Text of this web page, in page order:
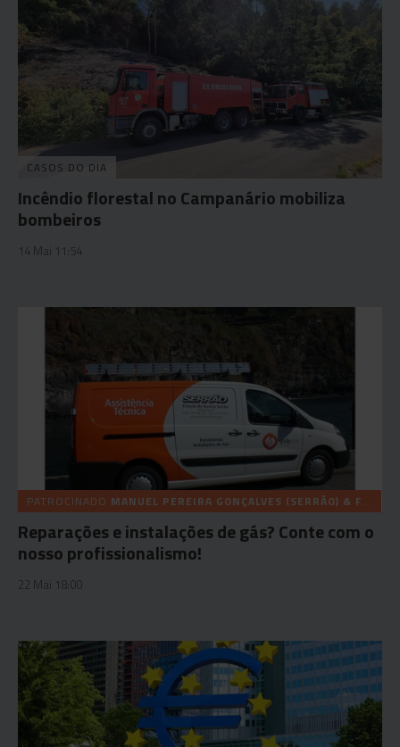
CASOS DO DIA
Incêndio florestal no Campanário mobiliza
bombeiros
14 Mai 11:54
PATROCINADO MANUEL PEREIRA GONÇALVES (SERRÃO) & FILHOS
Reparações e instalações de gás? Conte com o
nosso profissionalismo!
22 Mai 18:00